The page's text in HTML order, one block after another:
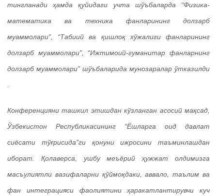
тингланади ҳамда қуйидаги учта шўъбаларда “Физика-
математика ва техника фанларининг долзарб
муаммолари”, “Табиий ва қишлоқ хўжалиги фанларининг
долзарб муаммолари”, “Ижтимоий-гуманитар фанларнинг
долзарб муаммолари” шўъбаларида мунозаралар ўтказилди
Конференцияни ташкил этишдан кўзланган асосий мақсад,
Ўзбекистон Республикасининг “Ёшларга оид давлат
сиёсати тўғрисида”ги қонуни ижросини таъминлашдан
иборат. Қолаверса, ушбу меъёрий ҳужжат олдимизга
масъулиятли вазифаларни қўймоқдаки, аввало, таълим ва
фан интеграцияси фаолиятини ҳаракатлантирувчи куч